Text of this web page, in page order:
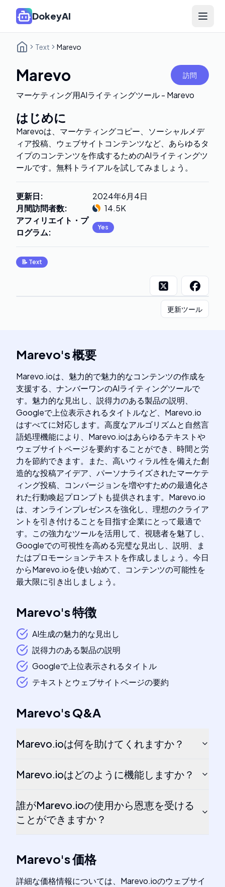
DokeyAI Open
Text Marevo
Marevo 訪問
マーケティング用AIライティングツール - Marevo
はじめに
Marevoは、マーケティングコピー、ソーシャルメデ
ィア投稿、ウェブサイトコンテンツなど、あらゆるタ
イプのコンテンツを作成するためのAIライティングツ
ールです。無料トライアルを試してみましょう。
更新日:
2024年6月4日
月間訪問者数:
14.5K
アフィリエイト・プ
ログラム: Yes
📝 Text
更新ツール
Marevo's概要
Marevo.ioは、魅力的で魅力的なコンテンツの作成を
支援する、ナンバーワンのAIライティングツールで
す。魅力的な見出し、説得力のある製品の説明、
Googleで上位表示されるタイトルなど、Marevo.io
はすべてに対応します。高度なアルゴリズムと自然言
語処理機能により、Marevo.ioはあらゆるテキストや
ウェブサイトページを要約することができ、時間と労
力を節約できます。また、高いウィラル性を備えた創
造的な投稿アイデア、パーソナライズされたマーケテ
ィング投稿、コンバージョンを増やすための最適化さ
れた行動喚起プロンプトも提供されます。Marevo.io
は、オンラインプレゼンスを強化し、理想のクライア
ントを引き付けることを目指す企業にとって最適で
す。この強力なツールを活用して、視聴者を魅了し、
Googleでの可視性を高める完璧な見出し、説明、ま
たはプロモーションテキストを作成しましょう。今日
からMarevo.ioを使い始めて、コンテンツの可能性を
最大限に引き出しましょう。
Marevo's特徴
AI生成の魅力的な見出し
説得力のある製品の説明
Googleで上位表示されるタイトル
テキストとウェブサイトページの要約
Marevo'sQ&A
Marevo.ioは何を助けてくれますか？
Marevo.ioはどのように機能しますか？
誰がMarevo.ioの使用から恩恵を受ける
ことができますか？
Marevo's価格
詳細な価格情報については、Marevo.ioのウェブサイ